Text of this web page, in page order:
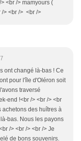
<br /> mamyours (
/> <br /> <br />
ont changé là-bas ! Ce
pour l'île d'Oléron soit
traversé
end !<br /> <br /> <br
achetons des huîtres à
bas. Nous les payons
/> <br /> <br /> Je
de bons souvenirs.